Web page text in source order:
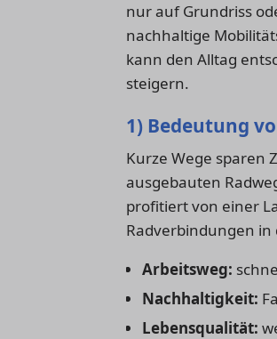
nur auf Grundriss
nachhaltige
kann den Alltag
steigern.
1) Bedeutung
Kurze Wege sparen
ausgebauten
profitiert von einer
Radverbindungen
Arbeitsweg:
Nachhaltigkeit:
Lebensqualität: